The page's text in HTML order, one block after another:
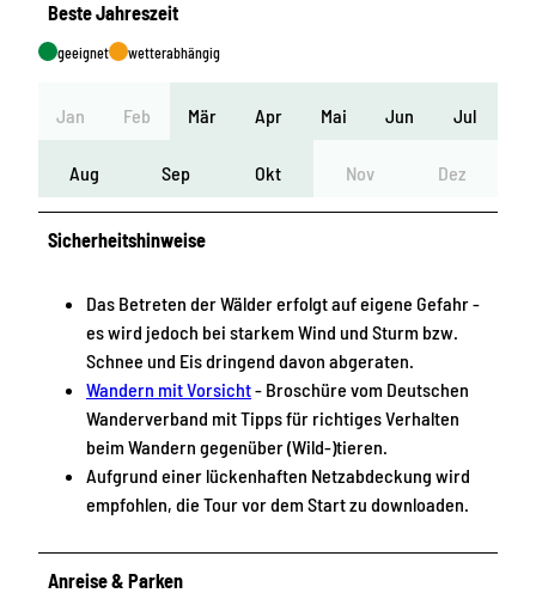
Beste Jahreszeit
geeignet wetterabhängig
Jan Feb Mär Apr Mai Jun Jul
Aug Sep Okt Nov Dez
Sicherheitshinweise
Das Betreten der Wälder erfolgt auf eigene Gefahr -
es wird jedoch bei starkem Wind und Sturm bzw.
Schnee und Eis dringend davon abgeraten.
Wandern mit Vorsicht- Broschüre vom Deutschen
Wanderverband mit Tipps für richtiges Verhalten
beim Wandern gegenüber (Wild-)tieren.
Aufgrund einer lückenhaften Netzabdeckung wird
empfohlen, die Tour vor dem Start zu downloaden.
Anreise & Parken